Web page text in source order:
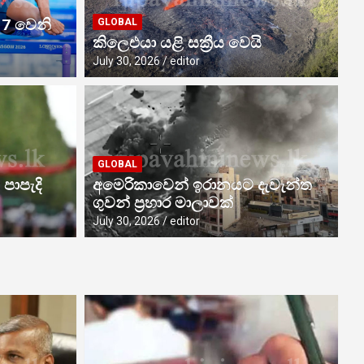
අද මැදියම් රැයෙන් තහනම්
වෙනි
GLOBAL
කිලෙඑයා යළි සක්‍රීය වෙයි
July 30, 2026 editor
GLOBAL
අමෙරිකාවෙන් ඉරානයට දැවැන්ත
ගුවන් ප්‍රහාර මාලාවක්
July 30, 2026 editor